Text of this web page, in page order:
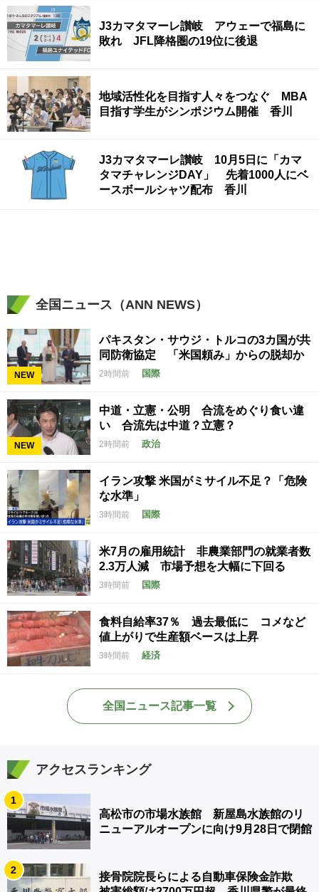
J3カマタマーレ讃岐 アウェーで福島に
敗れ JFL降格圏の19位に後退
地域活性化を目指す人々をつなぐ MBA
目指す学生がシンポジウム開催 香川
J3カマタマーレ讃岐 10月5日に「カマ
タマチャレンジDAY」 先着1000人にベ
ースボールシャツ配布 香川
全国ニュース（ANN NEWS）
NEW
パキスタン・サウジ・トルコの3カ国が共
同防衛協定 「米国頼み」からの脱却か
2時間前 国際
NEW
中道・立憲・公明 合流をめぐり食い違
い 合流先は中道？立憲？
2時間前 政治
イラン攻撃 米国がミサイル不足？「危険
な水準」
3時間前 国際
米7月の雇用統計 非農業部門の就業者数
2.3万人減 市場予想を大幅に下回る
3時間前 国際
食料自給率37％ 過去最低に コメなど
値上がりで生産額ベースは上昇
3時間前 経済
全国ニュース記事一覧
アクセスランキング
1
高松市の市場水族館 新屋島水族館のリ
ニューアルオープンに向け9月28日で閉館
2
接骨院院長らによる自動車保険金詐欺